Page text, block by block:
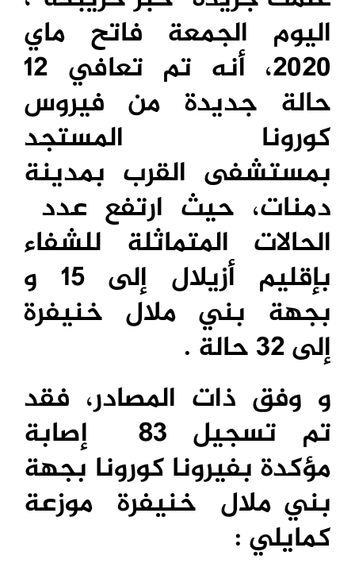
اليوم الجمعة فاتح ماي
2020، أنه تم تعافي 12
حالة جديدة من فيروس
كورونا المستجد
بمستشفى القرب بمدينة
دمنات، حيث ارتفع عدد
الحالات المتماثلة للشفاء
بإقليم أزيلال إلى 15 و
بجهة بني ملال خنيفرة
إلى 32 حالة .
و وفق ذات المصادر، فقد
تم تسجيل 83 إصابة
مؤكدة بفيرونا كورونا بجهة
بني ملال خنيفرة موزعة
كمايلي :